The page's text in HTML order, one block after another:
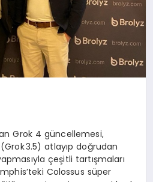
Grok 4 güncellemesi,
3.5) atlayıp doğrudan
çeşitli tartışmaları
Colossus süper